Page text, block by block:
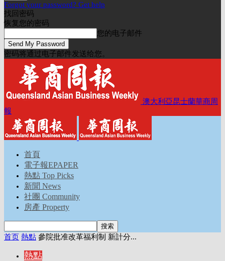
Forgot your password? Get help
找回密码
恢复您的密码
您的电子邮件
密码将通过电子邮件发送给您。
澳大利亞昆士蘭華商周
報
首頁
電子報EPAPER
熱點 Top Picks
新聞 News
社團 Community
房產 Property
首页 熱點 參院批准改革福利制 新計分...
熱點